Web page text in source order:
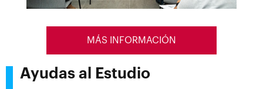
MÁS INFORMACIÓN
Ayudas al Estudio